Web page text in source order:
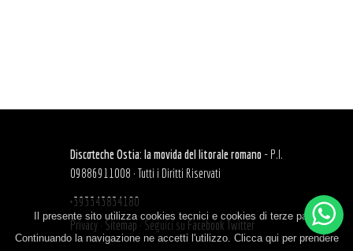
Discoteche Ostia: la movida del litorale romano - P.I.
09886911008 · Tutti i Diritti Riservati
+393343834180
Privacy · Sitemap · Seguici su Facebook Twitter
Il presente sito utilizza cookies tecnici e cookies di terze parti.
Continuando la navigazione ne accetti l'utilizzo. Clicca qui per prendere